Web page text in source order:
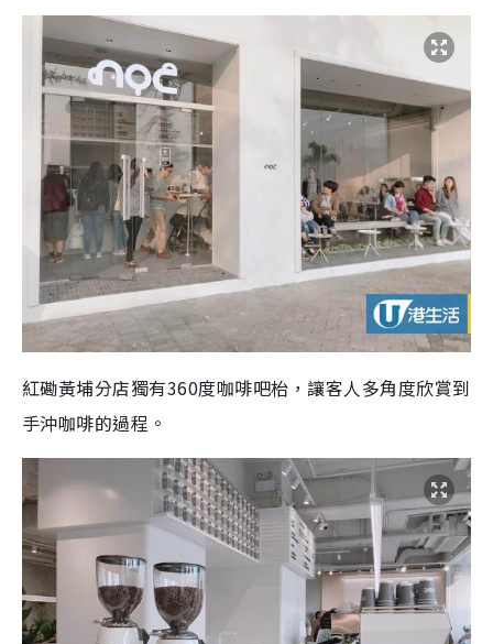
紅磡黃埔分店獨有360度咖啡吧枱，讓客人多角度欣賞到
手沖咖啡的過程。